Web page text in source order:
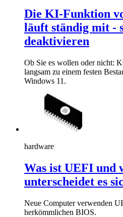
Die KI-Funktion
läuft ständig mit -
deaktivieren
Ob Sie es wollen oder nicht:
langsam zu einem festen
Windows 11.
hardware
Was ist UEFI und
unterscheidet es
Neue Computer verwenden
herkömmlichen BIOS.